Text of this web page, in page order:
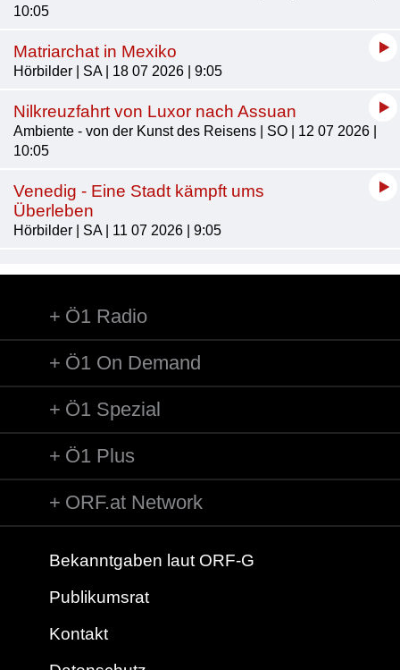
10:05
Matriarchat in Mexiko
Hörbilder | SA | 18 07 2026 | 9:05
Nilkreuzfahrt von Luxor nach Assuan
Ambiente - von der Kunst des Reisens | SO | 12 07 2026 |
10:05
Venedig - Eine Stadt kämpft ums
Überleben
Hörbilder | SA | 11 07 2026 | 9:05
Ö1 Radio
Ö1 On Demand
Ö1 Spezial
Ö1 Plus
ORF.at Network
Bekanntgaben laut ORF-G
Publikumsrat
Kontakt